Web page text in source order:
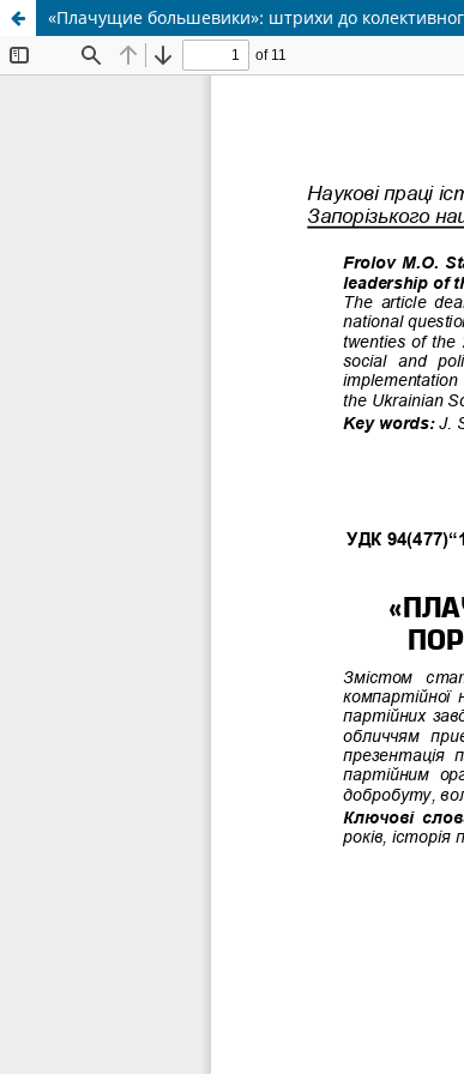
«Плачущие большевики»: штрихи до